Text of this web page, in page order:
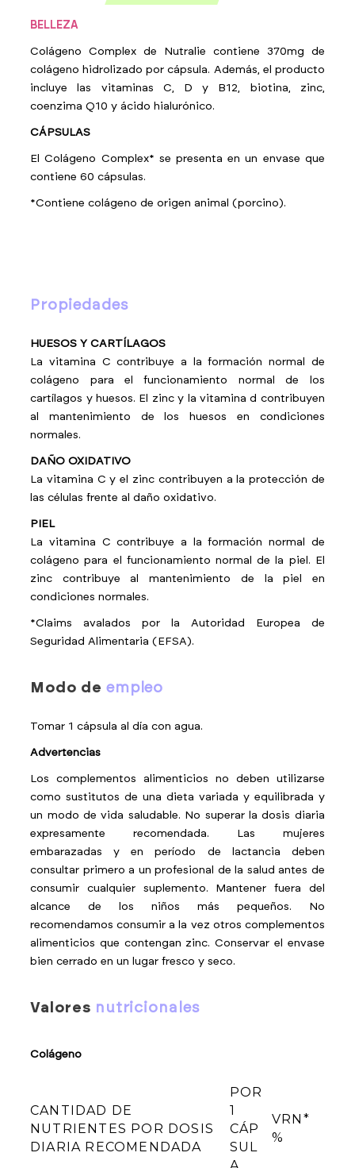
BELLEZA
Colágeno Complex de Nutralie contiene 370mg de
colágeno hidrolizado por cápsula. Además, el producto
incluye las vitaminas C, D y B12, biotina, zinc,
coenzima Q10 y ácido hialurónico.
CÁPSULAS
El Colágeno Complex* se presenta en un envase que
contiene 60 cápsulas.
*Contiene colágeno de origen animal (porcino).
propiedades
HUESOS Y CARTÍLAGOS
La vitamina C contribuye a la formación normal de
colágeno para el funcionamiento normal de los
cartílagos y huesos. El zinc y la vitamina d contribuyen
al mantenimiento de los huesos en condiciones
normales.
DAÑO OXIDATIVO
La vitamina C y el zinc contribuyen a la protección de
las células frente al daño oxidativo.
PIEL
La vitamina C contribuye a la formación normal de
colágeno para el funcionamiento normal de la piel. El
zinc contribuye al mantenimiento de la piel en
condiciones normales.
*Claims avalados por la Autoridad Europea de
Seguridad Alimentaria (EFSA).
modo de empleo
Tomar 1 cápsula al día con agua.
Advertencias
Los complementos alimenticios no deben utilizarse
como sustitutos de una dieta variada y equilibrada y
un modo de vida saludable. No superar la dosis diaria
expresamente recomendada. Las mujeres
embarazadas y en período de lactancia deben
consultar primero a un profesional de la salud antes de
consumir cualquier suplemento. Mantener fuera del
alcance de los niños más pequeños. No
recomendamos consumir a la vez otros complementos
alimenticios que contengan zinc. Conservar el envase
bien cerrado en un lugar fresco y seco.
valores nutricionales
Colágeno
CANTIDAD DE
NUTRIENTES POR DOSIS
DIARIA RECOMENDADA
POR
1
CÁP
SUL
VRN*
%